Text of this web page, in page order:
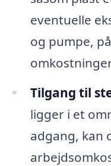
eventuelle
og pumpe,
Tilgang til
ligger i et
adgang, kan